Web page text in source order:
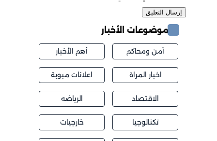
موضوعات الأخبار
أمن ومحاكم أهم الأخبار
اخبار المراة اعلانات مبوبة
الاقتصاد الرياضه
تكنالوجيا خارجيات